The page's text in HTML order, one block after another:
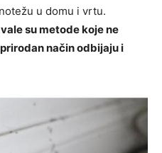
u domu i vrtu.
su metode koje ne
način odbijaju i